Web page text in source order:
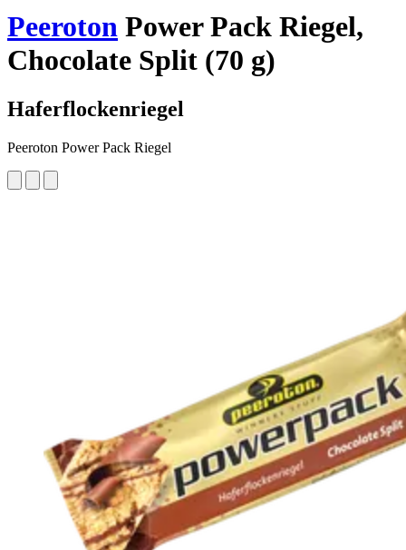
Peeroton Power Pack Riegel,
Chocolate Split (70 g)
Haferflockenriegel
Peeroton Power Pack Riegel